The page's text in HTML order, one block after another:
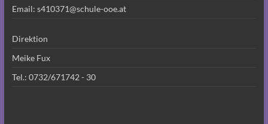
Email: s410371@schule-ooe.at
Direktion
Meike Fux
Tel.: 0732/671742 - 30